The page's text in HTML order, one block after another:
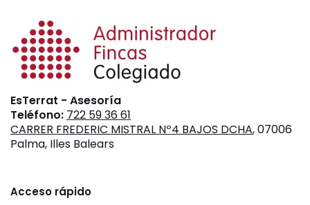
EsTerrat - Asesoría
Teléfono: 722 59 36 61
CARRER FREDERIC MISTRAL Nº4 BAJOS DCHA, 07006
Palma, Illes Balears
Acceso rápido